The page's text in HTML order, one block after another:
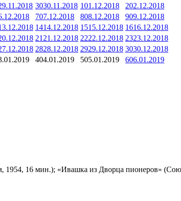
3030.11.2018 101.12.2018 202.12.2018
707.12.2018 808.12.2018 909.12.2018
1414.12.2018 1515.12.2018 1616.12.2018
21 21.12.2018 2222.12.2018 2323.12.2018
2828.12.2018 2929.12.2018 3030.12.2018
404.01.2019 505.01.2019 606.01.2019
16 мин.); «Ивашка из Дворца пионеров»